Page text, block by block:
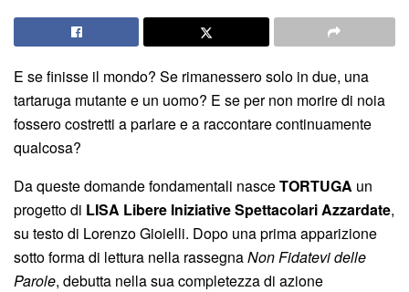
E se finisse il mondo? Se rimanessero solo in due, una
tartaruga mutante e un uomo? E se per non morire di noia
fossero costretti a parlare e a raccontare continuamente
qualcosa?
Da queste domande fondamentali nasceTORTUGA un
progetto di LISA Libere Iniziative Spettacolari Azzardate,
su testo di Lorenzo Gioielli. Dopo una prima apparizione
sotto forma di lettura nella rassegnaNon Fidatevi delle
Parole, debutta nella sua completezza di azione